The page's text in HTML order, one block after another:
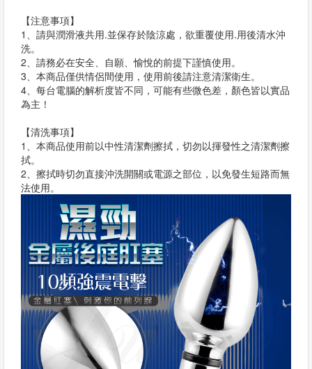
【注意事項】
1、請與潤滑液共用.並保存於陰涼處，欲重覆使用.用後清水沖
洗。
2、請務必在安全、自願、愉悅的前提下謹慎使用。
3、本商品僅供情侶間使用，使用前後請注意清潔衛生。
4、每台電腦的解析度皆不同，可能有些微色差，顏色皆以實品
為主！
【清洗事項】
1、本商品使用前以中性清潔劑擦拭，切勿以揮發性之清潔劑擦
拭。
2、擦拭時切勿直接沖洗開關或電源之部位，以免發生短路而無
法使用。